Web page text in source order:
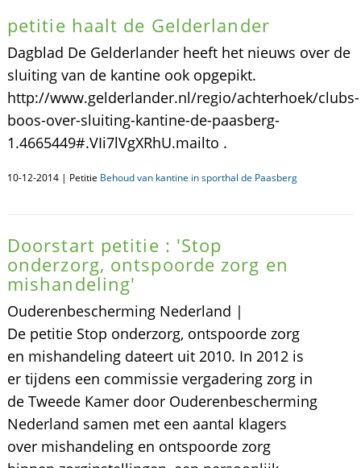
petitie haalt de Gelderlander
Dagblad De Gelderlander heeft het nieuws over de
sluiting van de kantine ook opgepikt.
http://www.gelderlander.nl/regio/achterhoek/clubs-
boos-over-sluiting-kantine-de-paasberg-
1.4665449#.VIi7lVgXRhU.mailto .
10-12-2014 | Petitie Behoud van kantine in sporthal de Paasberg
Doorstart petitie : 'Stop
onderzorg, ontspoorde zorg en
mishandeling'
Ouderenbescherming Nederland |
De petitie Stop onderzorg, ontspoorde zorg
en mishandeling dateert uit 2010. In 2012 is
er tijdens een commissie vergadering zorg in
de Tweede Kamer door Ouderenbescherming
Nederland samen met een aantal klagers
over mishandeling en ontspoorde zorg